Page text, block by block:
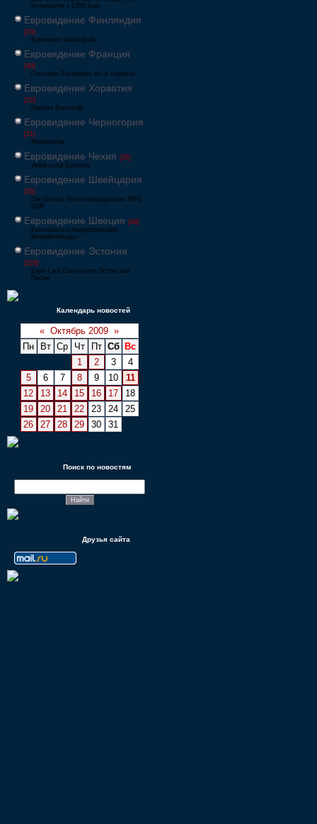
починаючи з 1956 року
Евровидение Финляндия
[33]
Eurovision laulukilpailu
Евровидение Франция
[49]
Concours Eurovision de la chanson
Евровидение Хорватия
[22]
Pjesma Eurovizije
Евровидение Черногория
[21]
Montevizija
Евровидение Чехия [26]
Velká cena Eurovize
Евровидение Швейцария
[35]
Die Grosse Entscheidungsshow SRG
SSR
Евровидение Швеция [48]
Eurovisionsschlagerfestivalen
Melodifestivalen
Евровидение Эстония
[226]
Eesti Laul Eurovisioon Эстонская
Песня
Календарь новостей
« Октябрь 2009 »
Пн
Вт Ср Чт Пт Сб
Вс
1
2 3
4
5
6 7 8 9 10
11
12
13 14 15 16 17
18
19
20 21 22 23 24
25
26
27 28 29 30 31
Поиск по новостям
Друзья сайта